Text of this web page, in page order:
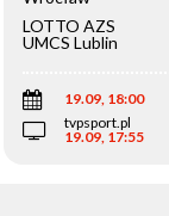
LOTTO AZS
UMCS Lublin
19.09, 18:00
tvpsport.pl
19.09, 17:55